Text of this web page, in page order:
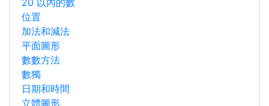
20 以內的數
位置
加法和減法
平面圖形
數數方法
數獨
日期和時間
立體圖形